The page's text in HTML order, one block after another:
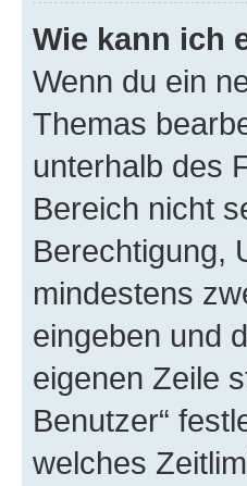
Wie kann ich
Wenn du ein
Themas
unterhalb des
Bereich nicht
Berechtigung,
mindestens
eingeben und
eigenen Zeile
Benutzer“
welches